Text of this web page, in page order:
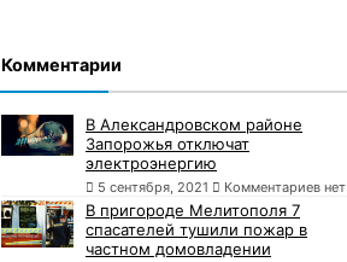
Комментарии
В Александровском районе
Запорожья отключат
электроэнергию
5 сентября, 2021 Комментариев нет
В пригороде Мелитополя 7
спасателей тушили пожар в
частном домовладении